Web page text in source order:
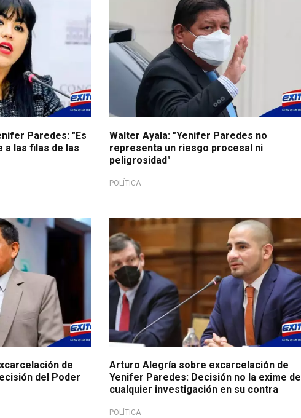
Paredes: "Es
a las filas de las
Walter Ayala: "Yenifer Paredes no
representa un riesgo procesal ni
peligrosidad"
POLÍTICA
de
del Poder
Arturo Alegría sobre excarcelación de
Yenifer Paredes: Decisión no la exime de
cualquier investigación en su contra
POLÍTICA